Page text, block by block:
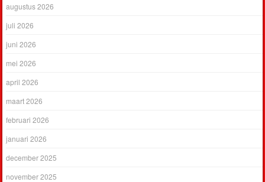
augustus 2026
juli 2026
juni 2026
mei 2026
april 2026
maart 2026
februari 2026
januari 2026
december 2025
november 2025